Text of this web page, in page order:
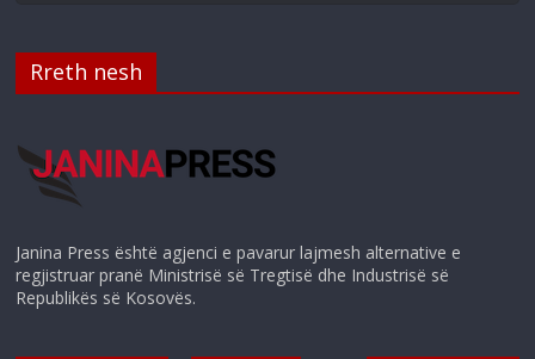
Rreth nesh
Janina Press është agjenci e pavarur lajmesh alternative e
regjistruar pranë Ministrisë së Tregtisë dhe Industrisë së
Republikës së Kosovës.